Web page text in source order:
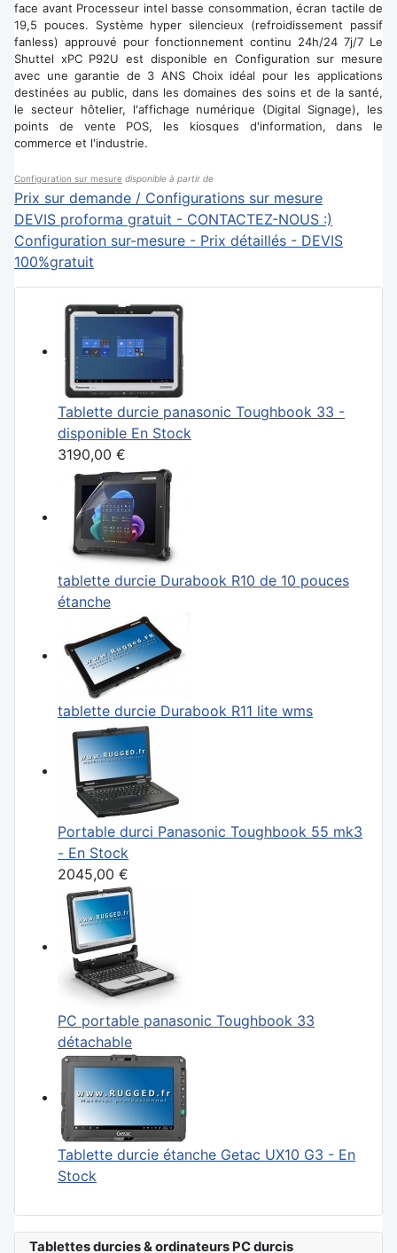
Tablettes durcies & ordinateurs PC durcis
face avant Processeur intel basse consommation, écran tactile de
19,5 pouces. Système hyper silencieux (refroidissement passif
fanless) approuvé pour fonctionnement continu 24h/24 7j/7 Le
Shuttel xPC P92U est disponible en Configuration sur mesure
avec une garantie de 3 ANS Choix idéal pour les applications
destinées au public, dans les domaines des soins et de la santé,
le secteur hôtelier, l'affichage numérique (Digital Signage), les
points de vente POS, les kiosques d'information, dans le
commerce et l'industrie.
Configuration sur mesure disponible à partir de
Prix sur demande / Configurations sur mesure
DEVIS proforma gratuit - CONTACTEZ-NOUS :)
Configuration sur-mesure - Prix détaillés - DEVIS
100%gratuit
Tablette durcie panasonic Toughbook 33 -
disponible En Stock
3190,00 €
tablette durcie Durabook R10 de 10 pouces
étanche
tablette durcie Durabook R11 lite wms
Portable durci Panasonic Toughbook 55 mk3
- En Stock
2045,00 €
PC portable panasonic Toughbook 33
détachable
Tablette durcie étanche Getac UX10 G3 - En
Stock